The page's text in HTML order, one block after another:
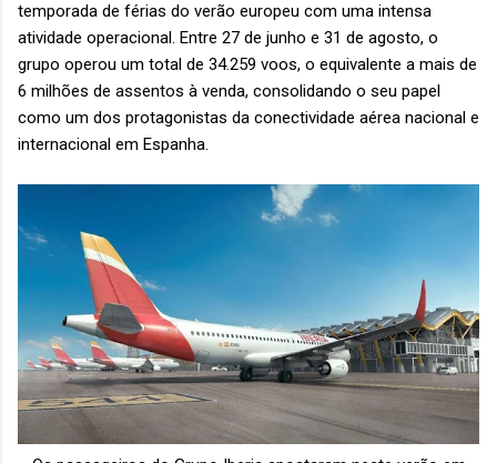
temporada de férias do verão europeu com uma intensa
atividade operacional. Entre 27 de junho e 31 de agosto, o
grupo operou um total de 34.259 voos, o equivalente a mais de
6 milhões de assentos à venda, consolidando o seu papel
como um dos protagonistas da conectividade aérea nacional e
internacional em Espanha.